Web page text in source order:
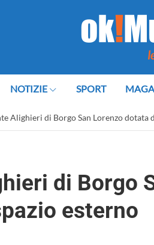
NOTIZIE SPORT
Alighieri di Borgo San Lorenzo dotata
di Borgo
esterno